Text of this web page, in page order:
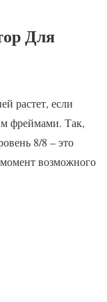
Для
растет, если
фреймами. Так,
8/8 – это
возможного